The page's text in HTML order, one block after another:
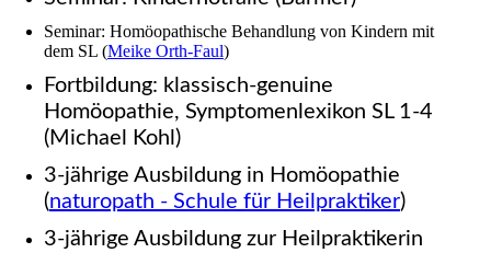
Seminar: Homöopathische Behandlung von Kindern mit
dem SL (Meike Orth-Faul)
Fortbildung: klassisch-genuine
Homöopathie, Symptomenlexikon SL 1-4
(Michael Kohl)
3-jährige Ausbildung in Homöopathie
(naturopath - Schule für Heilpraktiker)
3-jährige Ausbildung zur Heilpraktikerin